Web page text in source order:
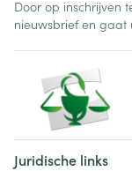
Door op inschrijven
nieuwsbrief en gaat
Juridische links